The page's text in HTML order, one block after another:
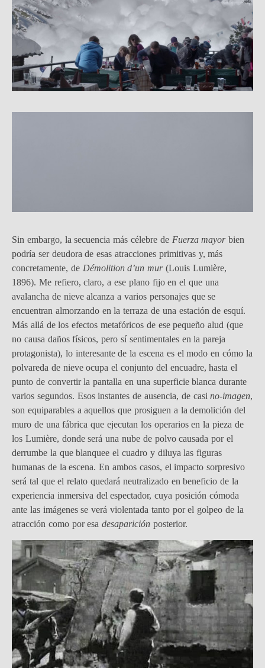
Sin embargo, la secuencia más célebre de Fuerza mayorbien
podría ser deudora de esas atracciones primitivas y, más
concretamente, de Démolition d’un mur(Louis Lumière,
1896). Me refiero, claro, a ese plano fijo en el que una
avalancha de nieve alcanza a varios personajes que se
encuentran almorzando en la terraza de una estación de esquí.
Más allá de los efectos metafóricos de ese pequeño alud (que
no causa daños físicos, pero sí sentimentales en la pareja
protagonista), lo interesante de la escena es el modo en cómo la
polvareda de nieve ocupa el conjunto del encuadre, hasta el
punto de convertir la pantalla en una superficie blanca durante
varios segundos. Esos instantes de ausencia, de casino-imagen,
son equiparables a aquellos que prosiguen a la demolición del
muro de una fábrica que ejecutan los operarios en la pieza de
los Lumière, donde será una nube de polvo causada por el
derrumbe la que blanquee el cuadro y diluya las figuras
humanas de la escena. En ambos casos, el impacto sorpresivo
será tal que el relato quedará neutralizado en beneficio de la
experiencia inmersiva del espectador, cuya posición cómoda
ante las imágenes se verá violentada tanto por el golpeo de la
atracción como por esadesaparición posterior.